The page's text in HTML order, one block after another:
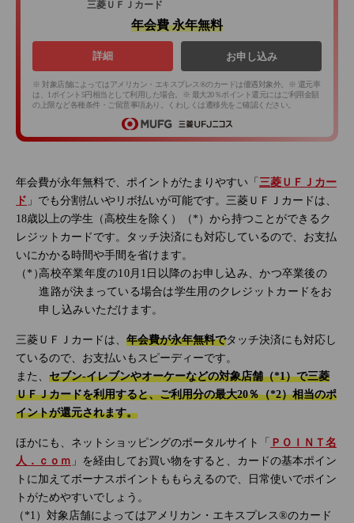
三菱ＵＦＪカード
年会費 永年無料
詳細 お申し込み
※ 対象店舗によってはアメリカン・エキスプレス®のカードは優遇対象外。※ 還元率
は、1ポイント5円相当として利用した場合。※ 最大20％ポイント還元にはご利用金額
の上限など各種条件・ご留意事項あり。くわしくは遷移先をご確認ください。
年会費が永年無料で、ポイントがたまりやすい「 三菱ＵＦＪカー
ド 」でも分割払いやリボ払いが可能です。三菱ＵＦＪカードは、
18歳以上の学生（高校生を除く）（*）から持つことができるク
レジットカードです。タッチ決済にも対応しているので、お支払
いにかかる時間や手間を省けます。
高校卒業年度の10月1日以降のお申し込み、かつ卒業後の
進路が決まっている場合は学生用のクレジットカードをお
申し込みいただけます。
三菱ＵＦＪカードは、 年会費が永年無料でタッチ決済にも対応し
ているので、お支払いもスピーディーです。
また、 セブン‐イレブンやオーケーなどの対象店舗（*1）で三菱
ＵＦＪカードを利用すると、ご利用分の最大20％（*2）相当のポ
イントが還元されます。
ほかにも、ネットショッピングのポータルサイト「
ＰＯＩＮＴ名
人．ｃｏｍ 」を経由してお買い物をすると、カードの基本ポイン
トに加えてボーナスポイントももらえるので、日常使いでポイン
トがためやすいでしょう。
対象店舗によってはアメリカン・エキスプレス®のカード